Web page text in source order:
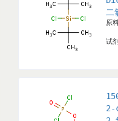
√
二
原
试
2-